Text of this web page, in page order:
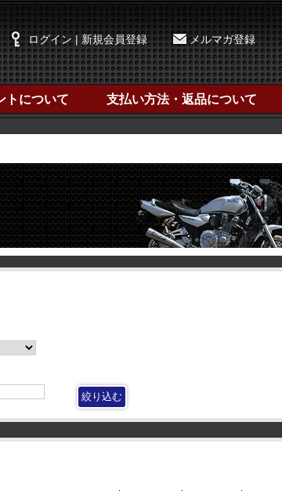
ログイン | 新規会員登録 メルマガ登録
トについて 支払い方法・返品について